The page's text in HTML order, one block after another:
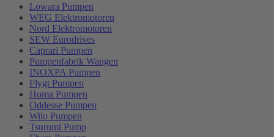
Lowara Pumpen
WEG Elektromotoren
Nord Elektromotoren
SEW Eurodrives
Caprari Pumpen
Pumpenfabrik Wangen
INOXPA Pumpen
Flygt Pumpen
Homa Pumpen
Oddesse Pumpen
Wilo Pumpen
Tsurumi Pump